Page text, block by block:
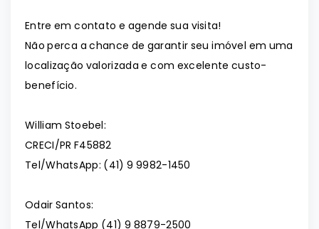
Entre em contato e agende sua visita!
Não perca a chance de garantir seu imóvel em uma
localização valorizada e com excelente custo-
benefício.
William Stoebel:
CRECI/PR F45882
Tel/WhatsApp: (41) 9 9982-1450
Odair Santos:
Tel/WhatsApp (41) 9 8879-2500